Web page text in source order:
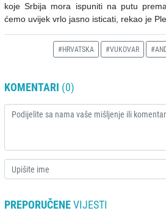
koje Srbija mora ispuniti na putu
ćemo uvijek vrlo jasno isticati, rekao je
#HRVATSKA #VUKOVAR
KOMENTARI (0)
PREPORUČENEVIJESTI